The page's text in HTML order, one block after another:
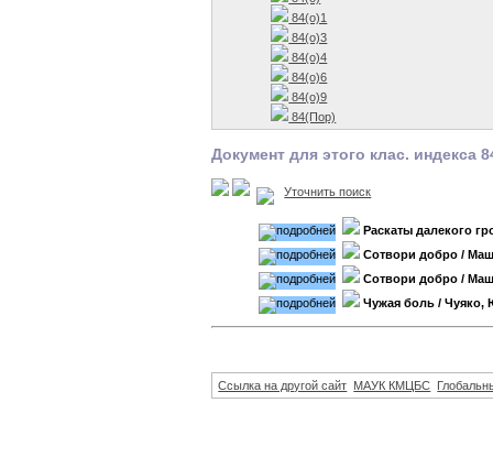
84(о)1
84(о)3
84(о)4
84(о)6
84(о)9
84(Пор)
Документ для этого клас. индекса
Уточнить поиск
Раскаты далекого
Сотвори добро /
Сотвори добро /
Чужая боль / Чуяко,
Ссылка на другой сайт МАУК КМЦБС